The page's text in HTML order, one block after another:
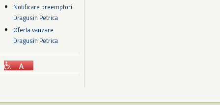
Notificare preemptori
Dragusin Petrica
Oferta vanzare
Dragusin Petrica